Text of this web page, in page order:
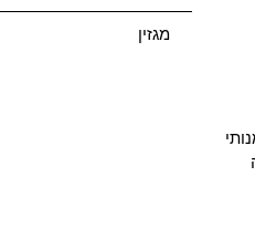
מגזין